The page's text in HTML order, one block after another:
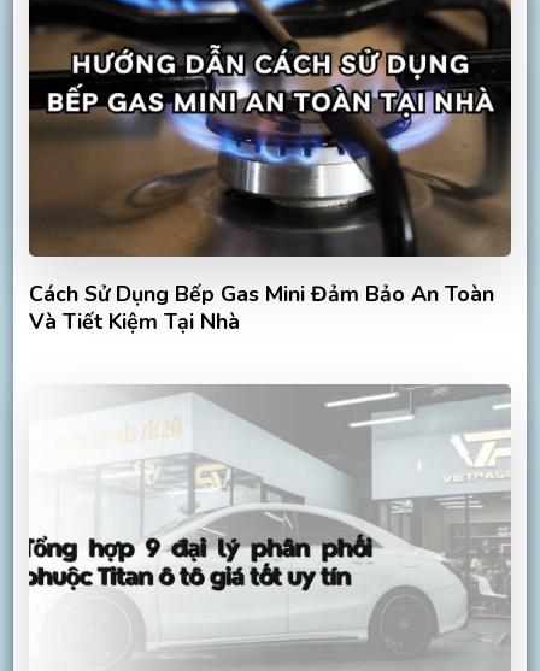
Cách Sử Dụng Bếp Gas Mini Đảm Bảo An Toàn
Và Tiết Kiệm Tại Nhà